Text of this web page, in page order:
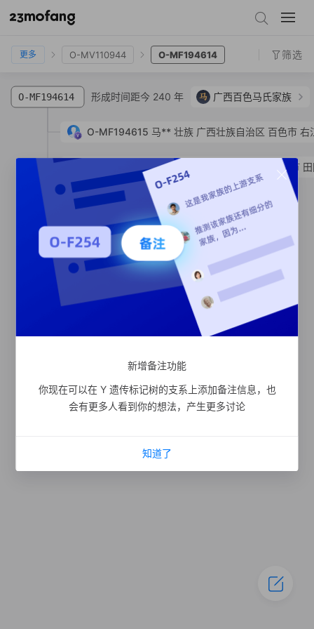
O-Z23762
更多 O-MV110944 O-MF194614 筛选
O-MF194614 形成时间距今 240 年 马 广西百色马氏家族
O-MF194615 马** 壮族 广西壮族自治区 百色市 右
O-MF355099马** 广西壮族自治区 百色市
新增备注功能
你现在可以在 Y 遗传标记树的支系上添加备注信息，也
会有更多人看到你的想法，产生更多讨论
知道了